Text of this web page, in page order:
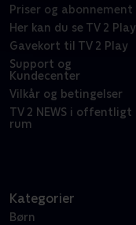
Priser og abonnement
Her kan du se TV 2 Play
Gavekort til TV 2 Play
Support og
Kundecenter
Vilkår og betingelser
TV 2 NEWS i offentligt
rum
Kategorier
Børn